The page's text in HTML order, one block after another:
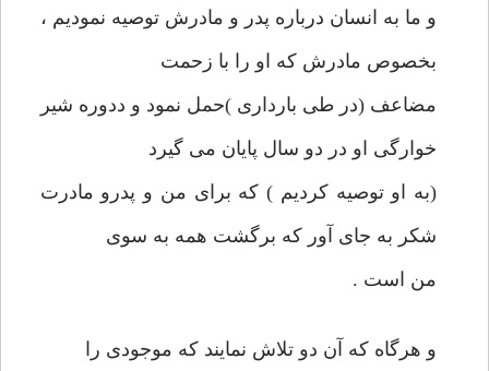
و ما به انسان درباره پدر و مادرش توصیه نمودیم ،
بخصوص مادرش که او را با زحمت
مضاعف (در طی بارداری )حمل نمود و ددوره شیر
خوارگی او در دو سال پایان می گیرد
(به او توصیه کردیم ) که برای من و پدرو مادرت
شکر به جای آور که برگشت همه به سوی
من است .
و هرگاه که آن دو تلاش نمایند که موجودی را